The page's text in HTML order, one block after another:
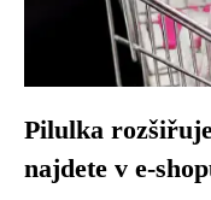
Pilulka
najdete v e-